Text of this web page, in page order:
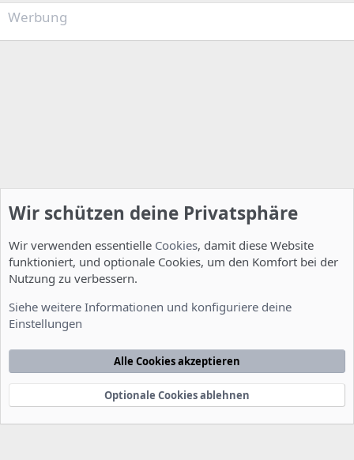
Werbung
Nutzungsbedingungen Datenschutzerklärung
Startseite
e
Community platform by XenForo® © 2010-2022 XenForo Ltd.
xenDach©2010-2014
Wir schützen deine Privatsphäre
Wir verwenden essentielle Cookies, damit diese Website
funktioniert, und optionale Cookies, um den Komfort bei der
Nutzung zu verbessern.
Siehe weitere Informationen und konfiguriere deine
Einstellungen
Alle Cookies akzeptieren
Optionale Cookies ablehnen